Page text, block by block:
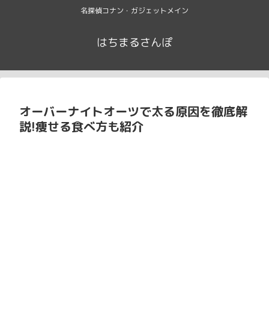
名探偵コナン・ガジェットメイン
はちまるさんぽ
オーバーナイトオーツで太る原因を徹底解
説!痩せる食べ方も紹介